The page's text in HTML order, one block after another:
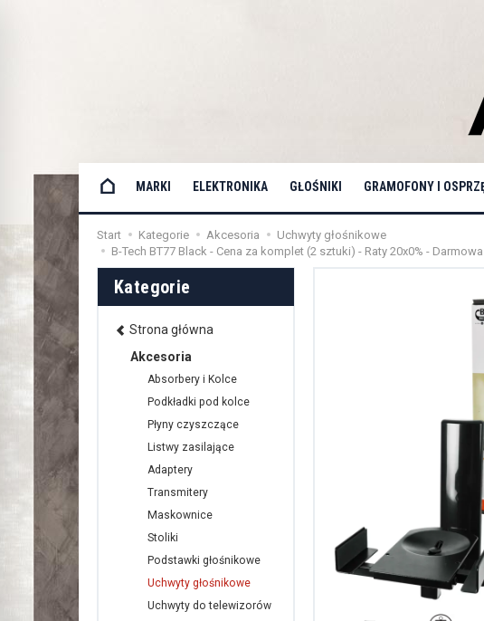
MARKI ELEKTRONIKA GŁOŚNIKI GRAMOFONY I
Start Kategorie Akcesoria
Uchwyty głośnikowe
B-Tech BT77 Black - Cena za komplet (2 sztuki) - Raty 20x0% -
Kategorie
Strona główna
Akcesoria
Absorbery i Kolce
Podkładki pod kolce
Płyny czyszczące
Listwy zasilające
Adaptery
Transmitery
Maskownice
Stoliki
Podstawki głośnikowe
Uchwyty głośnikowe
Uchwyty do telewizorów